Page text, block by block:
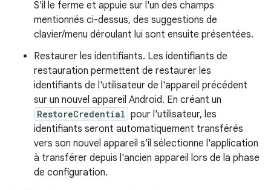
S'il le ferme et appuie sur l'un des champs
mentionnés ci-dessus, des suggestions de
clavier/menu déroulant lui sont ensuite présentées.
Restaurer les identifiants. Les identifiants de
restauration permettent de restaurer les
identifiants de l'utilisateur de l'appareil précédent
sur un nouvel appareil Android. En créant un
RestoreCredential pour l'utilisateur, les
identifiants seront automatiquement transférés
vers son nouvel appareil s'il sélectionne l'application
à transférer depuis l'ancien appareil lors de la phase
de configuration.